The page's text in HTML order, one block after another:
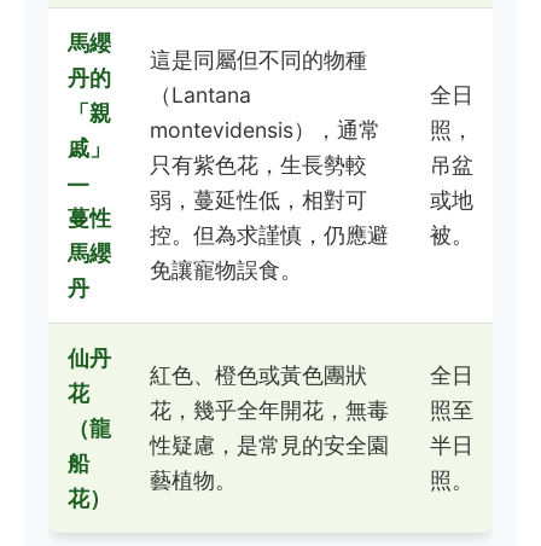
馬纓
丹的
「親
戚」
—
蔓性
馬纓
丹
這是同屬但不同的物種
（Lantana
montevidensis），通常
只有紫色花，生長勢較
弱，蔓延性低，相對可
控。但為求謹慎，仍應避
免讓寵物誤食。
全日
照，
吊盆
或地
被。
仙丹
花
（龍
船
花）
紅色、橙色或黃色團狀
花，幾乎全年開花，無毒
性疑慮，是常見的安全園
藝植物。
全日
照至
半日
照。